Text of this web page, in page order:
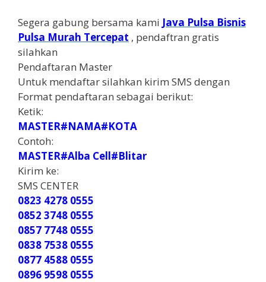
Segera gabung bersama kami Java Pulsa Bisnis
Pulsa Murah Tercepat , pendaftran gratis
silahkan
Pendaftaran Master
Untuk mendaftar silahkan kirim SMS dengan
Format pendaftaran sebagai berikut:
Ketik:
MASTER#NAMA#KOTA
Contoh:
MASTER#Alba Cell#Blitar
Kirim ke:
SMS CENTER
0823 4278 0555
0852 3748 0555
0857 7748 0555
0838 7538 0555
0877 4588 0555
0896 9598 0555